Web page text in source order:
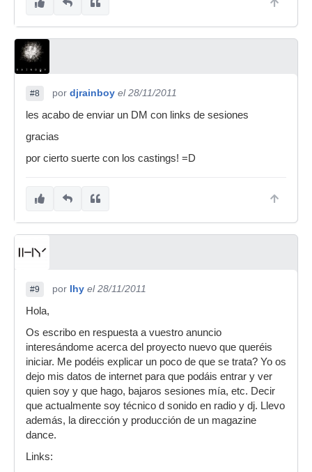
#8 por djrainboy el 28/11/2011
les acabo de enviar un DM con links de sesiones
gracias
por cierto suerte con los castings! =D
#9 por Ihy el 28/11/2011
Hola,
Os escribo en respuesta a vuestro anuncio
interesándome acerca del proyecto nuevo que queréis
iniciar. Me podéis explicar un poco de que se trata? Yo os
dejo mis datos de internet para que podáis entrar y ver
quien soy y que hago, bajaros sesiones mía, etc. Decir
que actualmente soy técnico d sonido en radio y dj. Llevo
además, la dirección y producción de un magazine
dance.
Links: